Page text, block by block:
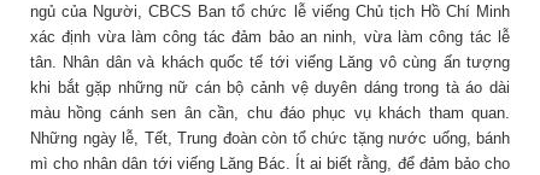
ngủ của Người, CBCS Ban tổ chức lễ viếng Chủ tịch Hồ Chí Minh
xác định vừa làm công tác đảm bảo an ninh, vừa làm công tác lễ
tân. Nhân dân và khách quốc tế tới viếng Lăng vô cùng ấn tượng
khi bắt gặp những nữ cán bộ cảnh vệ duyên dáng trong tà áo dài
màu hồng cánh sen ân cần, chu đáo phục vụ khách tham quan.
Những ngày lễ, Tết, Trung đoàn còn tổ chức tặng nước uống, bánh
mì cho nhân dân tới viếng Lăng Bác. Ít ai biết rằng, để đảm bảo cho